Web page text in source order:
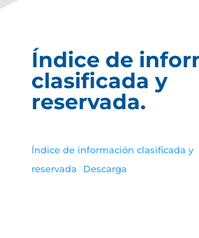
Índice de
clasificada y
reservada.
Índice de información clasificada y
reservada
Descarga